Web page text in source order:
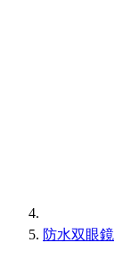
防水双眼鏡